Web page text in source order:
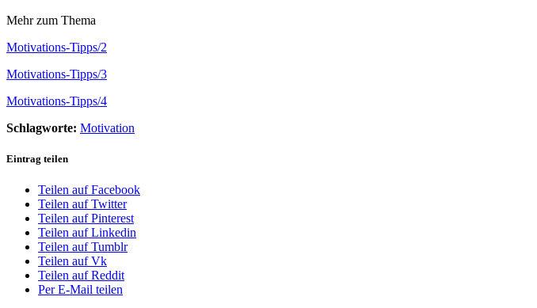
Mehr zum Thema
Motivations-Tipps/2
Motivations-Tipps/3
Motivations-Tipps/4
Schlagworte: Motivation
Eintrag teilen
Teilen auf Facebook
Teilen auf Twitter
Teilen auf Pinterest
Teilen auf Linkedin
Teilen auf Tumblr
Teilen auf Vk
Teilen auf Reddit
Per E-Mail teilen